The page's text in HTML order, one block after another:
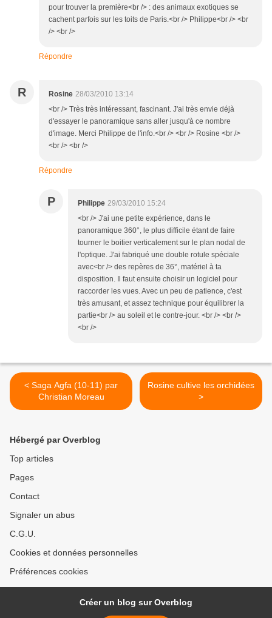
pour trouver la première<br /> : des animaux exotiques se
cachent parfois sur les toits de Paris.<br /> Philippe<br /> <br
/> <br />
Répondre
R Rosine 28/03/2010 13:14
<br /> Très très intéressant, fascinant. J'ai très envie déjà
d'essayer le panoramique sans aller jusqu'à ce nombre
d'image. Merci Philippe de l'info.<br /> <br /> Rosine <br />
<br /> <br />
Répondre
P Philippe 29/03/2010 15:24
<br /> J'ai une petite expérience, dans le
panoramique 360°, le plus difficile étant de faire
tourner le boitier verticalement sur le plan nodal de
l'optique. J'ai fabriqué une double rotule spéciale
avec<br /> des repères de 36°, matériel à ta
disposition. Il faut ensuite choisir un logiciel pour
raccorder les vues. Avec un peu de patience, c'est
très amusant, et assez technique pour équilibrer la
partie<br /> au soleil et le contre-jour. <br /> <br />
<br />
< Saga Agfa (10-11) par
Christian Moreau
Rosine cultive les orchidées
>
Hébergé par Overblog
Top articles
Pages
Contact
Signaler un abus
C.G.U.
Cookies et données personnelles
Préférences cookies
Créer un blog sur Overblog